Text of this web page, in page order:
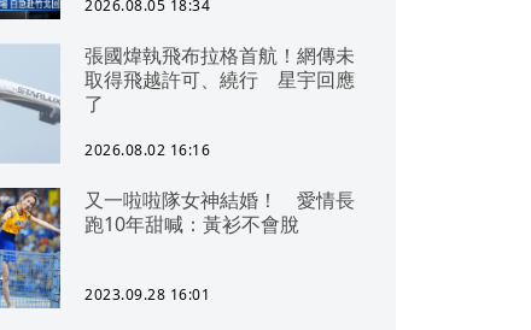
2026.08.05 18:34
張國煒執飛布拉格首航！網傳未
取得飛越許可、繞行 星宇回應
了
2026.08.02 16:16
又一啦啦隊女神結婚！ 愛情長
跑10年甜喊：黃衫不會脫
2023.09.28 16:01